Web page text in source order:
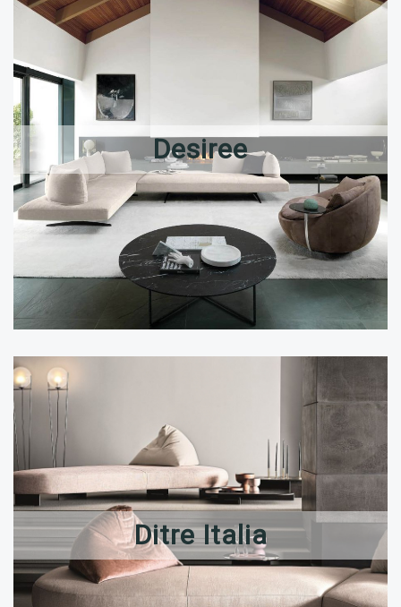
Desiree
Ditre Italia